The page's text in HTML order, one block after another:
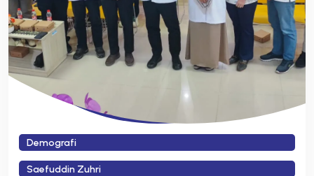
Demografi
Saefuddin Zuhri